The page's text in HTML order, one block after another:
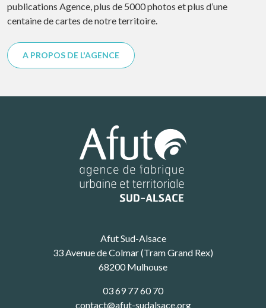
publications Agence, plus de 5000 photos et plus d’une
centaine de cartes de notre territoire.
A PROPOS DE L'AGENCE
Afut Sud-Alsace
33 Avenue de Colmar (Tram Grand Rex)
68200 Mulhouse
03 69 77 60 70
contact@afut-sudalsace.org